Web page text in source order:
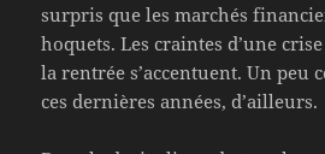
surpris que les marchés
hoquets. Les craintes d’une
la rentrée s’accentuent. Un peu
ces dernières années, d’ailleurs.